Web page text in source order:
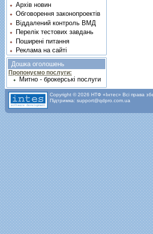
Архів новин
Обговорення законопроектів
Віддалений контроль ВМД
Перелік тестових завдань
Поширені питання
Реклама на сайті
Дошка оголошень
Пропонуємо послуги:
Митно - брокерські послуги
Copyright © 2026 НТФ «Інтес» Всі права
Підтримка: support@qdpro.com.ua